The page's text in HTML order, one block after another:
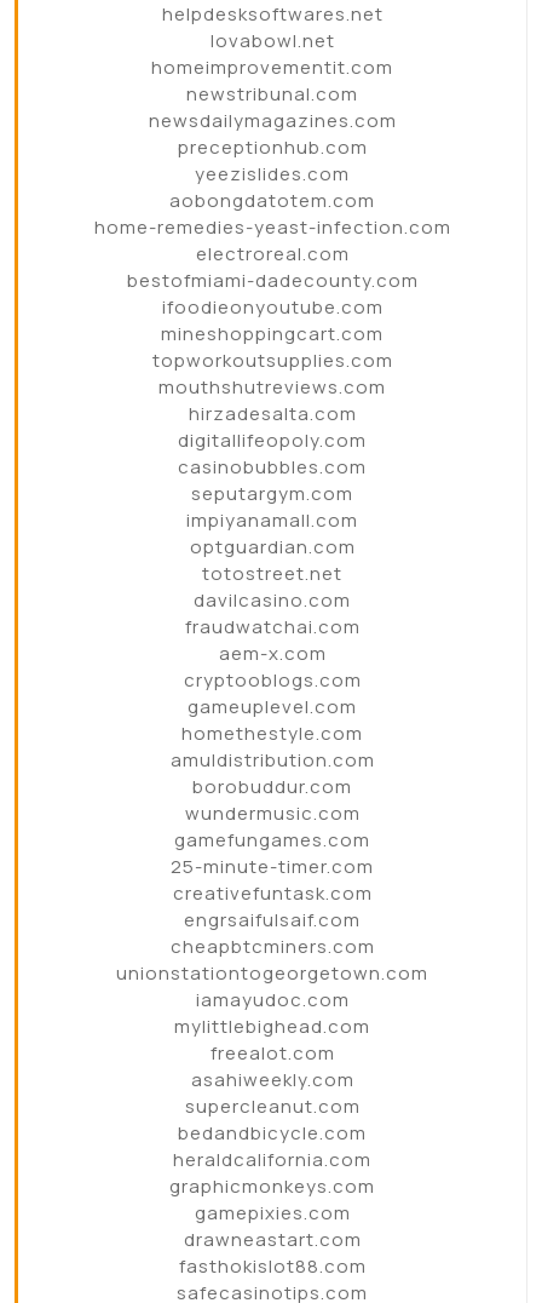
helpdesksoftwares.net
lovabowl.net
homeimprovementit.com
newstribunal.com
newsdailymagazines.com
preceptionhub.com
yeezislides.com
aobongdatotem.com
home-remedies-yeast-infection.com
electroreal.com
bestofmiami-dadecounty.com
ifoodieonyoutube.com
mineshoppingcart.com
topworkoutsupplies.com
mouthshutreviews.com
hirzadesalta.com
digitallifeopoly.com
casinobubbles.com
seputargym.com
impiyanamall.com
optguardian.com
totostreet.net
davilcasino.com
fraudwatchai.com
aem-x.com
cryptooblogs.com
gameuplevel.com
homethestyle.com
amuldistribution.com
borobuddur.com
wundermusic.com
gamefungames.com
25-minute-timer.com
creativefuntask.com
engrsaifulsaif.com
cheapbtcminers.com
unionstationtogeorgetown.com
iamayudoc.com
mylittlebighead.com
freealot.com
asahiweekly.com
supercleanut.com
bedandbicycle.com
heraldcalifornia.com
graphicmonkeys.com
gamepixies.com
drawneastart.com
fasthokislot88.com
safecasinotips.com